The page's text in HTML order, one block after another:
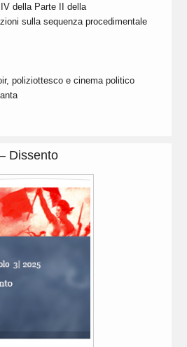
della Parte II della
sulla sequenza procedimentale
poliziottesco e cinema politico
Dissento